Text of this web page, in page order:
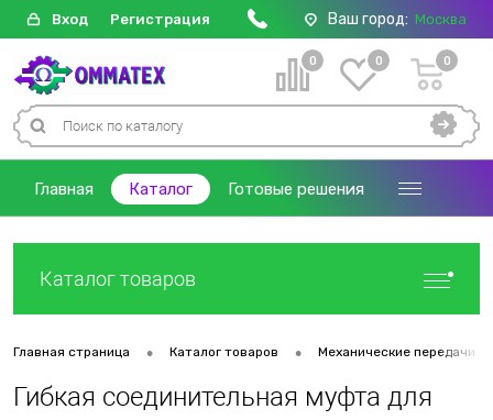
Вход Регистрация Ваш город: Москва
0 0 0
Главная Каталог Готовые решения
Каталог товаров
Главная страница • Каталог товаров • Механические передачи
Гибкая соединительная муфта для